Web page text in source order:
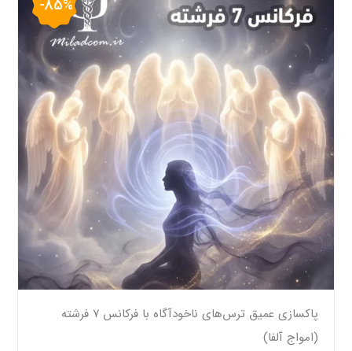
-85%
پاکسازی عمیق ترس‌های ناخودآگاه با فرکانس ۷ فرشته
(امواج آلفا)